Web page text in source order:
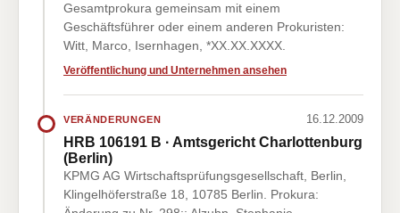
Gesamtprokura gemeinsam mit einem
Geschäftsführer oder einem anderen Prokuristen:
Witt, Marco, Isernhagen, *XX.XX.XXXX.
Veröffentlichung und Unternehmen ansehen
VERÄNDERUNGEN 16.12.2009
HRB 106191 B · Amtsgericht Charlottenburg
(Berlin)
KPMG AG Wirtschaftsprüfungsgesellschaft, Berlin,
Klingelhöferstraße 18, 10785 Berlin. Prokura: